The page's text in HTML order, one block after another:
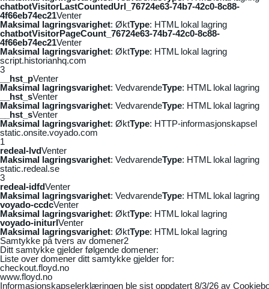
chatbotVisitorLastCountedUrl_76724e63-74b7-42c0-8c88-
4f66eb74ec21Venter
Maksimal lagringsvarighet: ØktType: HTML lokal lagring
chatbotVisitorPageCount_76724e63-74b7-42c0-8c88-
4f66eb74ec21Venter
Maksimal lagringsvarighet: ØktType: HTML lokal lagring
script.historianhq.com
3
__hst_pVenter
Maksimal lagringsvarighet: VedvarendeType: HTML lokal lagring
__hst_sVenter
Maksimal lagringsvarighet: VedvarendeType: HTML lokal lagring
__hst_sVenter
Maksimal lagringsvarighet: ØktType: HTTP-informasjonskapsel
static.onsite.voyado.com
1
redeal-lvdVenter
Maksimal lagringsvarighet: VedvarendeType: HTML lokal lagring
static.redeal.se
3
redeal-idfdVenter
Maksimal lagringsvarighet: VedvarendeType: HTML lokal lagring
voyado-ccdcVenter
Maksimal lagringsvarighet: ØktType: HTML lokal lagring
voyado-initurlVenter
Maksimal lagringsvarighet: ØktType: HTML lokal lagring
Samtykke på tvers av domener2
Ditt samtykke gjelder følgende domener:
Liste over domener ditt samtykke gjelder for:
checkout.floyd.no
www.floyd.no
Informasjonskapselerklæringen ble sist oppdatert 8/3/26 av